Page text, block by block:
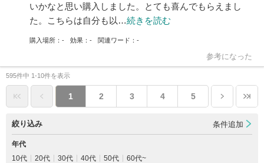
いかなと思い購入しました。とても喜んでもらえまし
た。こちらは自分も以…続きを読む
購入場所 - 効果 - 関連ワード -
参考になった
595件中 1-10件を表示
1 2 3 4 5
絞り込み 条件追加
年代
10代
20代 30代 40代 50代
60代~